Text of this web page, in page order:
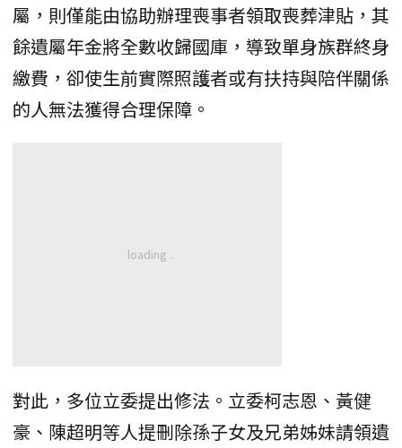
屬，則僅能由協助辦理喪事者領取喪葬津貼，其
餘遺屬年金將全數收歸國庫，導致單身族群終身
繳費，卻使生前實際照護者或有扶持與陪伴關係
的人無法獲得合理保障。
對此，多位立委提出修法。立委柯志恩、黃健
豪、陳超明等人提刪除孫子女及兄弟姊妹請領遺